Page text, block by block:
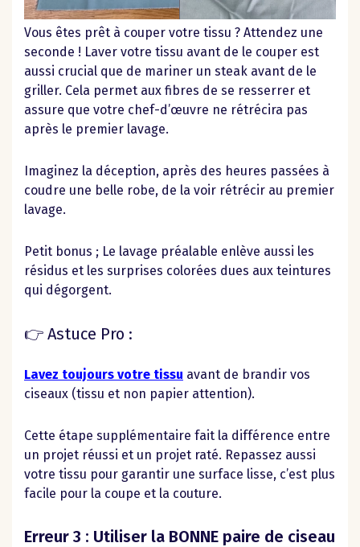
Vous êtes prêt à couper votre tissu ? Attendez une
seconde ! Laver votre tissu avant de le couper est
aussi crucial que de mariner un steak avant de le
griller. Cela permet aux fibres de se resserrer et
assure que votre chef-d’œuvre ne rétrécira pas
après le premier lavage.
Imaginez la déception, après des heures passées à
coudre une belle robe, de la voir rétrécir au premier
lavage.
Petit bonus ; Le lavage préalable enlève aussi les
résidus et les surprises colorées dues aux teintures
qui dégorgent.
👉 Astuce Pro :
Lavez toujours votre tissu avant de brandir vos
ciseaux (tissu et non papier attention).
Cette étape supplémentaire fait la différence entre
un projet réussi et un projet raté. Repassez aussi
votre tissu pour garantir une surface lisse, c’est plus
facile pour la coupe et la couture.
Erreur 3 : Utiliser la BONNE paire de ciseau